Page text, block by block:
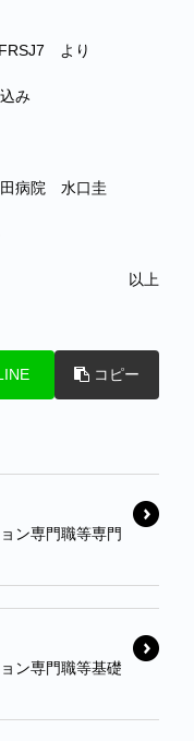
より
み
田病院 水口圭
以上
コピー
ン専門職等専門
ン専門職等基礎